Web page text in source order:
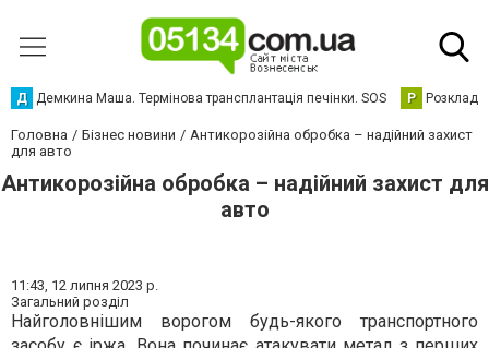
Д Демкина Маша. Термінова трансплантація печінки. SOS Р Розклад
Головна Бізнес новини
Антикорозійна обробка – надійний захист
для авто
Антикорозійна обробка – надійний захист для
авто
11:43, 12 липня 2023 р.
Загальний розділ
Найголовнішим ворогом будь-якого транспортного